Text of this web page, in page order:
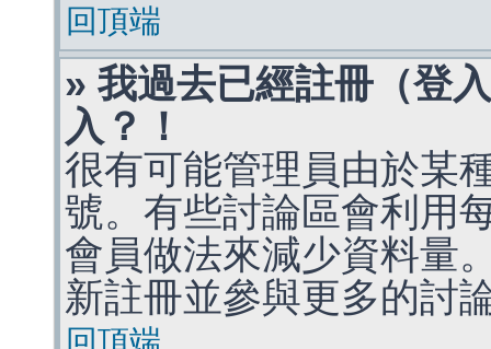
回頂端
» 我過去已經註冊（登
入？！
很有可能管理員由於某
號。有些討論區會利用
會員做法來減少資料量
新註冊並參與更多的討
回頂端